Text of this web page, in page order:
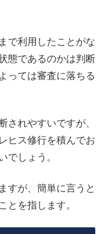
で利用したことがな
態であるのかは判断
っては審査に落ちる
されやすいですが、
ヒス修行を積んでお
でしょう。
すが、簡単に言うと
とを指します。